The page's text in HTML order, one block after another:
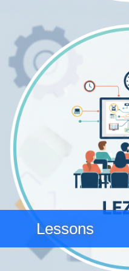
Lessons